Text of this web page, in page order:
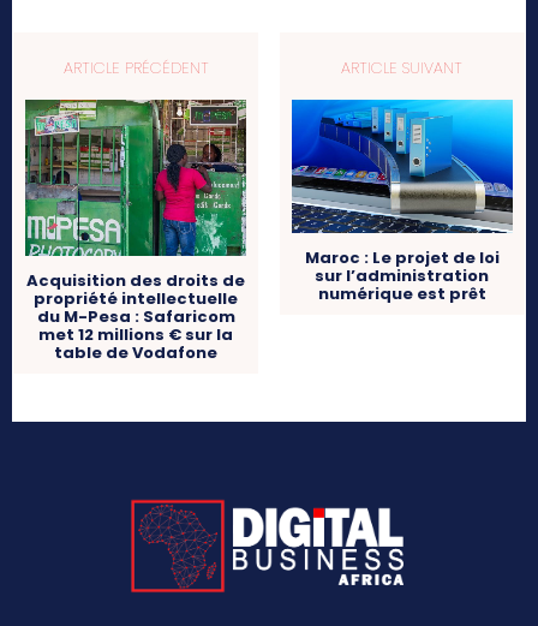
ARTICLE PRÉCÉDENT
Acquisition des droits de
propriété intellectuelle
du M-Pesa : Safaricom
met 12 millions € sur la
table de Vodafone
ARTICLE SUIVANT
Maroc : Le projet de loi
sur l’administration
numérique est prêt